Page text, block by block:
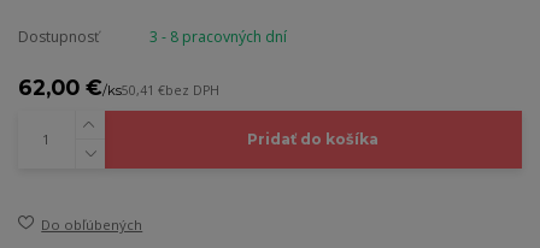
Dostupnosť 3 - 8 pracovných dní
62,00 €/ks50,41 €bez DPH
Pridať do košíka
Do obľúbených